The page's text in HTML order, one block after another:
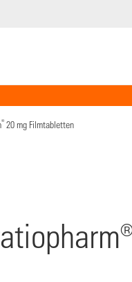
®20 mg Filmtabletten